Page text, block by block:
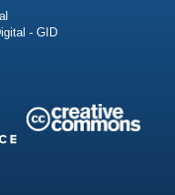
- GID